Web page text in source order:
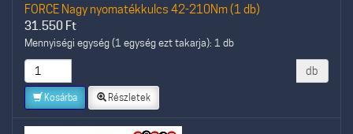
FORCE Nagy nyomatékkulcs 42-210Nm (1 db)
31.550 Ft
Mennyiségi egység (1 egység ezt takarja): 1 db
db
Kosárba Részletek